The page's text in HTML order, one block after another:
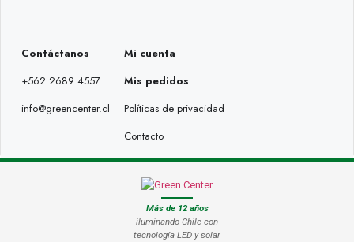
Contáctanos
+562 2689 4557
info@greencenter.cl
Mi cuenta
Mis pedidos
Políticas de privacidad
Contacto
Más de 12 años
iluminando Chile con
tecnología LED y solar